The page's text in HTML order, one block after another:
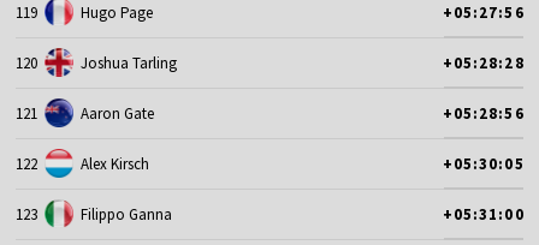
119 Hugo Page +05:27:56
120 Joshua Tarling +05:28:28
121 Aaron Gate +05:28:56
122 Alex Kirsch +05:30:05
123 Filippo Ganna +05:31:00